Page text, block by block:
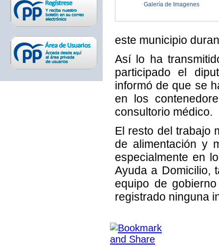
Galería de Imagenes
este municipio
Así lo ha
participado el
informó de que se
en los
consultorio médico.
El resto del trabajo
de alimentación y
especialmente en
Ayuda a Domicilio,
equipo de
registrado ninguna